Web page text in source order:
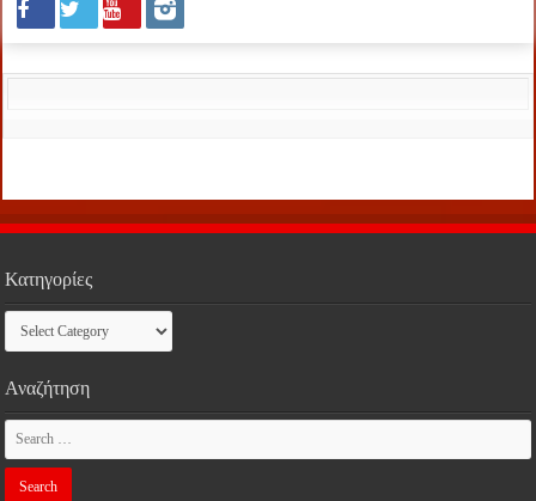
Κατηγορίες
Κατηγορίες
Αναζήτηση